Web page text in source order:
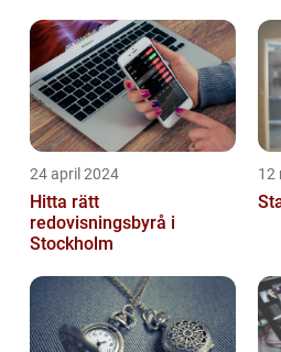
24 april 2024
Hitta rätt
redovisningsbyrå i
Stockholm
12